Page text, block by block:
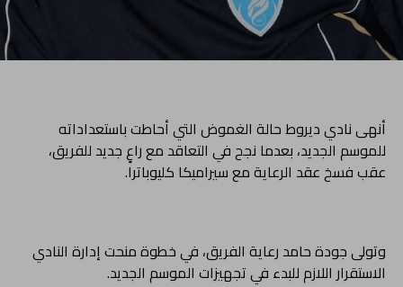
أنهى نادي ديروط حالة الغموض التي أحاطت باستعداداته
للموسم الجديد، بعدما نجح في التعاقد مع راعٍ جديد للفريق،
عقب فسخ عقد الرعاية مع سيراميكا كليوباترا.
وتولى جودة حامد رعاية الفريق، في خطوة منحت إدارة النادي
الاستقرار اللازم للبدء في تجهيزات الموسم الجديد.